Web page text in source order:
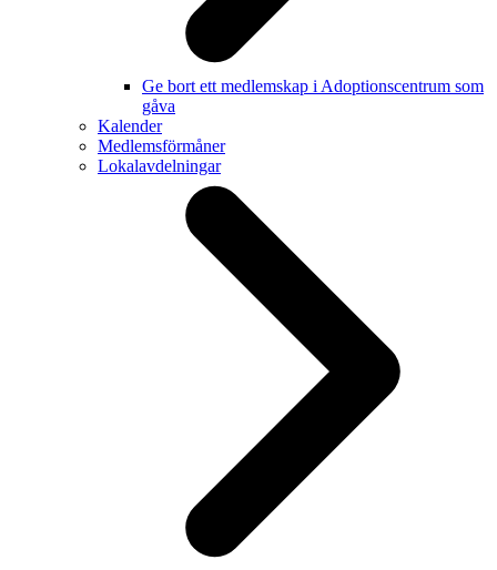
Ge bort ett medlemskap i Adoptionscentrum som
gåva
Kalender
Medlemsförmåner
Lokalavdelningar